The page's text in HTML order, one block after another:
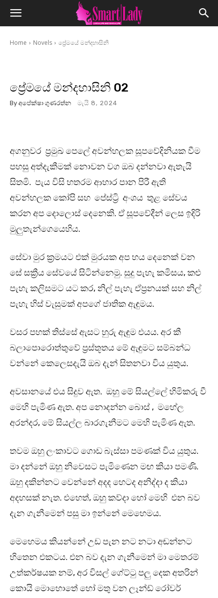
Home Novels ප්‍රේමයේ මන්දහාසිනි
ප්‍රේමයේ මන්දහාසිනි 02
By අපේක්ෂා ගුණරත්න මැයි 8, 2024
අගනුවර ප්‍රමුඛ පෙලේ අවන්හලක සූපවේදිනියක වීම
පහසු අත්දැකීමක් නොවන වග ඔබ දන්නවා ඇතැයි
සිතමි. පැය විසි හතරම ආහාර පාන පිරී ඇති
අවන්හලක කෝපි සහ පේස්ට්‍රි අංශය තුළ සේවය
කරන අප දොලොස් දෙනෙකි. ඒ සූපවේදීන් ලෙස ඉදිරි
මුලුතැන්ගෙයෙහිය.
සේවා මුර ක්‍රමයට එක් මුරයක අප හය දෙනෙක් වන
සේ සක්‍රීය සේවයේ සිටින්නෙමු. සුදු පැහැ කමිසය, කළු
පැහැ කලිසමට යට කර, නිල් පැහැ ඒප්‍රනයක් සහ නිල්
පැහැ හිස් වැසුමක් අපගේ ජාතික ඇඳුමය.
වසර පහක් තිස්සේ ඇසට හුරු ඇඳුම එයය. අර කී
බලාපොරොත්තුවේ ප්‍රස්තූතය මේ ඇඳුමට සම්බන්ධ
වන්නේ කෙලෙසදැයි ඔබ දැන් සිතනවා විය යුතුය.
අවසානයේ එය සිදුව ඇත. ඔහු මේ සියල්ලේ හිමිකරු වී
මෙහි පැමිණ ඇත. අප නොදන්න බොස් , මහේල
අරන්දර, මේ සියල්ල බාරගැනීමට මෙහි පැමිණ ඇත.
තවම ඔහු ලංකාවට ගොඩ බැස්සා පමණක් විය යුතුය.
මා දන්නේ ඔහු නිවෙසට පැමිණෙන මඟ කියා පමණි.
ඔහු දකින්නට වෙන්නේ අදද හෙටද අනිද්දා ද කියා
අදහසක් නැත. එහෙත්, ඔහු කව්දා හෝ මෙහි එන බව
දැන ගැනීමෙන් පසු මා ඉන්නේ මෙහෙමය.
මෙහෙමය කියන්නේ උඩ පැන නට නටා අඬන්නට
හිතෙන එකටය. එන බව දැන ගැනීමෙන් මා මෙතරම්
උත්කර්ෂයක නම්, අර විසල් ගේට්ටු පලු දෙක අතරින්
කොයි මොහොතේ හෝ මතු වන ලෑන්ඩ් රෝවර්